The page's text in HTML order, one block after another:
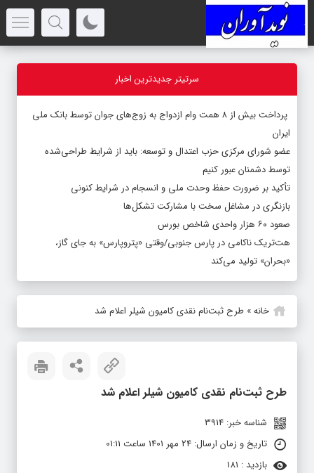
سرتیتر جدیدترین اخبار
پرداخت بیش از ۸ همت وام ازدواج به زوج‌های جوان توسط بانک ملی
ایران
عضو شورای مرکزی حزب اعتدال و توسعه: باید از شرایط طراحی‌شده
توسط دشمنان عبور کنیم
تأکید بر ضرورت حفظ وحدت ملی و انسجام در شرایط کنونی
بازنگری در مشاغل سخت با مشارکت تشکل‌ها
صعود ۶۰ هزار واحدی شاخص بورس
هت‌تریک ناکامی در پارس جنوبی/وقتی «پتروپارس» به جای گاز،
«بحران» تولید می‌کند
خانه» طرح ثبت‌نام نقدی کامیون شیلر اعلام شد
طرح ثبت‌نام نقدی کامیون شیلر اعلام شد
شناسه خبر: 3914
تاریخ و زمان ارسال: 24 مهر 1401 ساعت 01:11
بازدید : 181